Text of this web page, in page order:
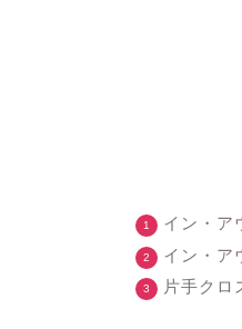
イン・
イン・ア
片手クロ